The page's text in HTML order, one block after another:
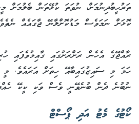
ތަރުހީބުދިނުމަށް، ނުވަތަ ކުޅޭތަން ބެލުމަށް
ކޮޅަށް ނަމަވެސް މަޑުކޮށްލާނޭ ޖާގައެއް
ރާއްޖޭގެ އެހެން ރަށްރަށުގައި ގާއިމުވެފައި
ހަމަ މި ސައިޒުގައިބާއޭ ހިތަށް އަރައެވެ.
ނުބުނެ ދެން ބުނެވޭނީ ވެސް ވަކި ކީކޭ
ކޯޓުގެ މެޓު އަދި ޕޯސްޓް